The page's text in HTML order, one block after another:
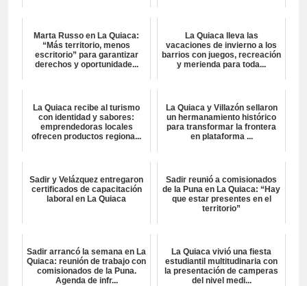
Marta Russo en La Quiaca:
“Más territorio, menos
escritorio” para garantizar
derechos y oportunidade...
La Quiaca lleva las
vacaciones de invierno a los
barrios con juegos, recreación
y merienda para toda...
La Quiaca recibe al turismo
con identidad y sabores:
emprendedoras locales
ofrecen productos regiona...
La Quiaca y Villazón sellaron
un hermanamiento histórico
para transformar la frontera
en plataforma ...
Sadir y Velázquez entregaron
certificados de capacitación
laboral en La Quiaca
Sadir reunió a comisionados
de la Puna en La Quiaca: “Hay
que estar presentes en el
territorio”
Sadir arrancó la semana en La
Quiaca: reunión de trabajo con
comisionados de la Puna.
Agenda de infr...
La Quiaca vivió una fiesta
estudiantil multitudinaria con
la presentación de camperas
del nivel medi...